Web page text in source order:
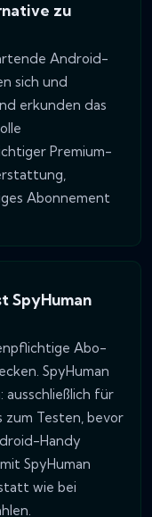
zu
Android-
sich und
erkunden das
Premium-
Abonnement
SpyHuman
Abo-
SpyHuman
für
zum Testen, bevor
Handy
SpyHuman
wie bei